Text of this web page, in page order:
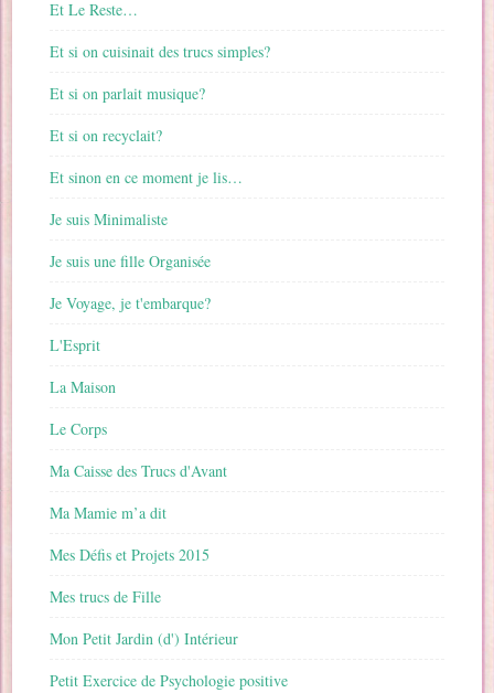
Et Le Reste…
Et si on cuisinait des trucs simples?
Et si on parlait musique?
Et si on recyclait?
Et sinon en ce moment je lis…
Je suis Minimaliste
Je suis une fille Organisée
Je Voyage, je t'embarque?
L'Esprit
La Maison
Le Corps
Ma Caisse des Trucs d'Avant
Ma Mamie m’a dit
Mes Défis et Projets 2015
Mes trucs de Fille
Mon Petit Jardin (d') Intérieur
Petit Exercice de Psychologie positive